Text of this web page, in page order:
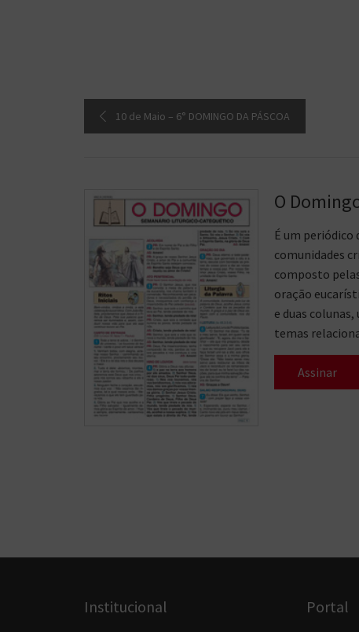
10 de Maio – 6° DOMINGO DA PÁSCOA
O
É um periódico
comunidades
composto
oração
e duas
temas
Assinar
Institucional Portal